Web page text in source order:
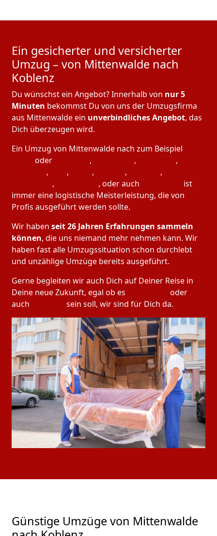
Ein gesicherter und versicherter
Umzug – von Mittenwalde nach
Koblenz
Du wünschst ein Angebot? Innerhalb von nur 5
Minuten bekommst Du von uns der Umzugsfirma
aus Mittenwalde ein unverbindliches Angebot, das
Dich überzeugen wird.
Ein Umzug von Mittenwalde nach zum Beispiel
oder , ,
,
, , , ,
,
, , oder auch
ist
immer eine logistische Meisterleistung, die von
Profis ausgeführt werden sollte.
Wir haben seit26 Jahren Erfahrungen sammeln
können, die uns niemand mehr nehmen kann. Wir
haben fast alle Umzugssituation schon durchlebt
und unzählige Umzüge bereits ausgeführt.
Gerne begleiten wir auch Dich auf Deiner Reise in
Deine neue Zukunft, egal ob es
oder
auch
sein soll, wir sind für Dich da.
Günstige Umzüge von Mittenwalde